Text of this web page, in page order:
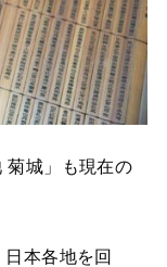
菊城」も現在の
本各地を回